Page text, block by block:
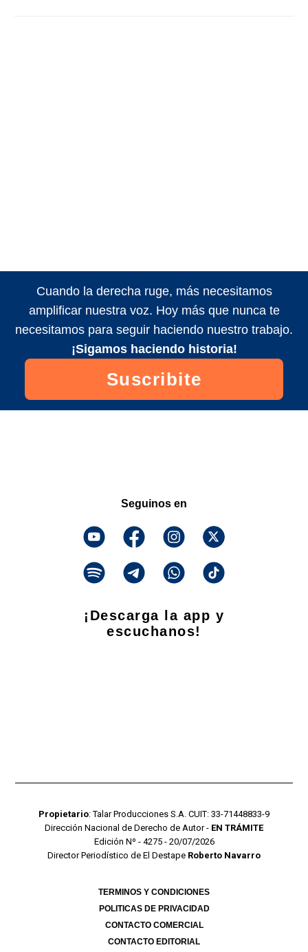
Cuando la derecha ruge, más necesitamos
amplificar nuestra voz. Hoy más que nunca te
necesitamos para seguir haciendo nuestro trabajo.
¡Sigamos haciendo historia!
Suscribite
Seguinos en
¡Descarga la app y
escuchanos!
Propietario: Talar Producciones S.A. CUIT: 33-71448833-9
Dirección Nacional de Derecho de Autor - EN TRÁMITE
Edición Nº - 4275 - 20/07/2026
Director Periodístico de El Destape Roberto Navarro
TERMINOS Y CONDICIONES
POLITICAS DE PRIVACIDAD
CONTACTO COMERCIAL
CONTACTO EDITORIAL